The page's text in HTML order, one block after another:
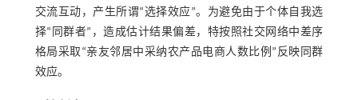
交流互动，产生所谓“选择效应”。为避免由于个体自我选
择“同群者”，造成估计结果偏差，特按照社交网络中差序
格局采取“亲友邻居中采纳农产品电商人数比例”反映同群
效应。